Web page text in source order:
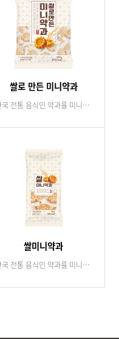
쌀로 만든 미니약과
한국 전통 음식인 약과를 미니사이즈로 간식화된 최초, 최고의 제품입니다.
쌀미니약과
한국 전통 음식인 약과를 미니사이즈로 간식화된 최초, 최고의 제품입니다.